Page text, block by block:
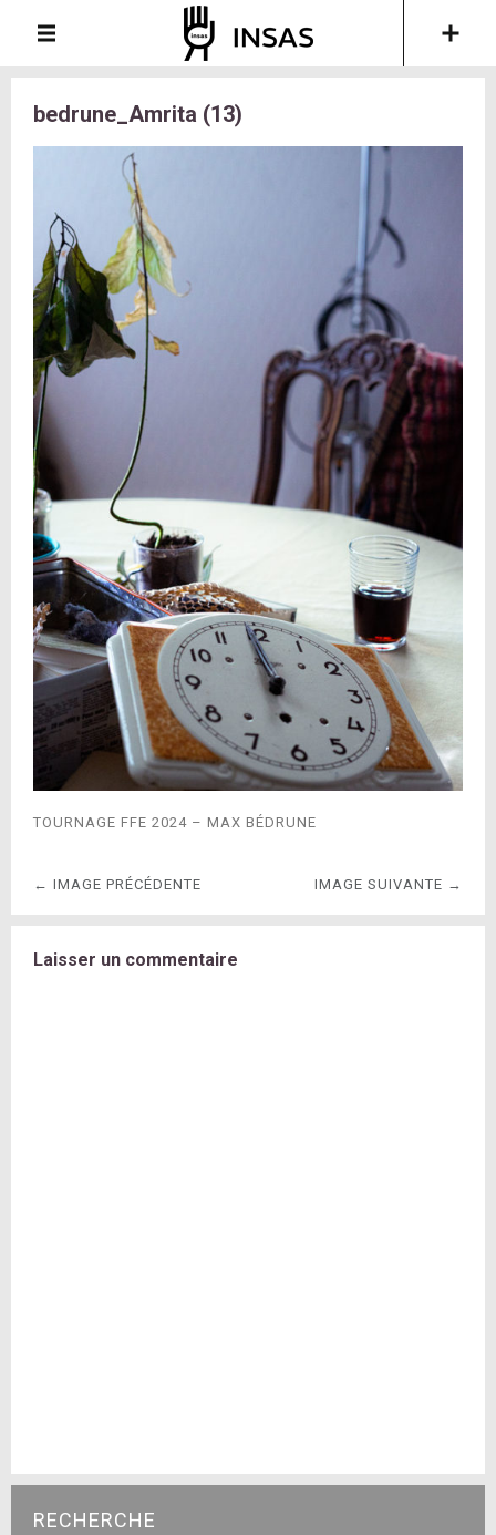
bedrune_Amrita (13)
TOURNAGE FFE 2024 – MAX BÉDRUNE
← IMAGE PRÉCÉDENTE IMAGE SUIVANTE →
Laisser un commentaire
RECHERCHE